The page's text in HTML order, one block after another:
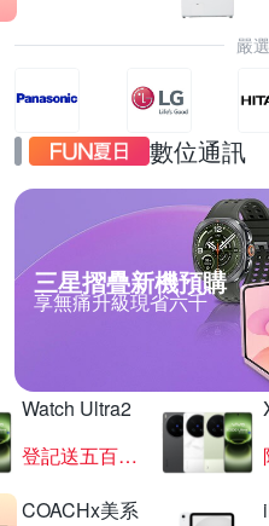
嚴
數位通訊
三星摺疊新機預購
享無痛升級現省六千
Watch Ultra2
登記送五百超贈點
COACHx美系